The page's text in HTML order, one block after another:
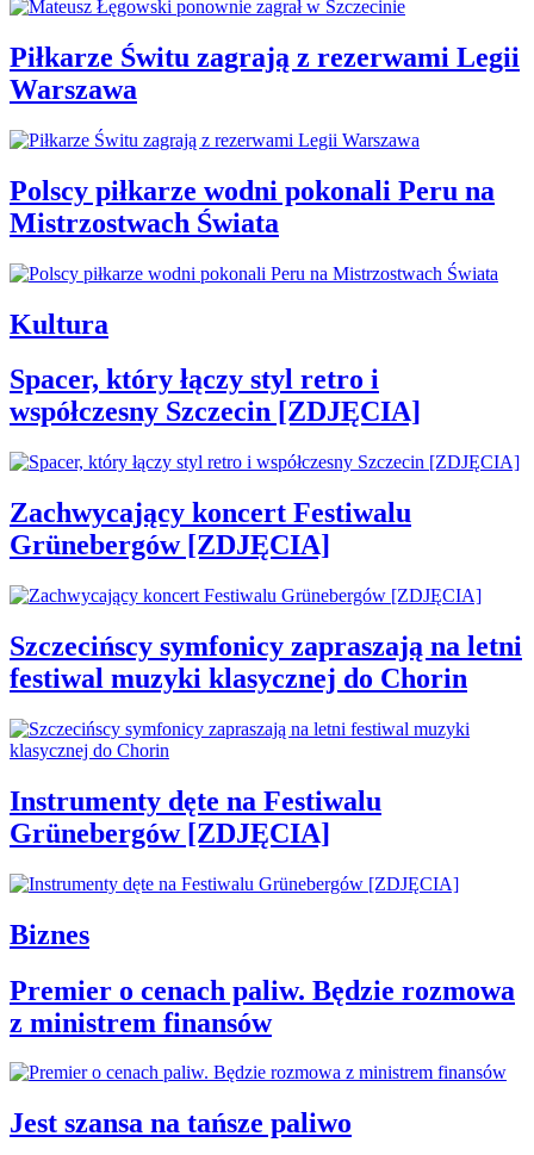
Piłkarze Świtu zagrają z rezerwami Legii
Warszawa
Polscy piłkarze wodni pokonali Peru na
Mistrzostwach Świata
Kultura
Spacer, który łączy styl retro i
współczesny Szczecin [ZDJĘCIA]
Zachwycający koncert Festiwalu
Grünebergów [ZDJĘCIA]
Szczecińscy symfonicy zapraszają na letni
festiwal muzyki klasycznej do Chorin
Instrumenty dęte na Festiwalu
Grünebergów [ZDJĘCIA]
Biznes
Premier o cenach paliw. Będzie rozmowa
z ministrem finansów
Jest szansa na tańsze paliwo